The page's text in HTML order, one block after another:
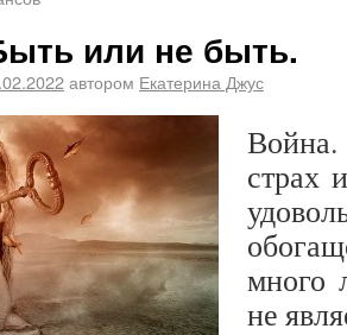
или не быть.
автором Екатерина Джус
страх
много
не